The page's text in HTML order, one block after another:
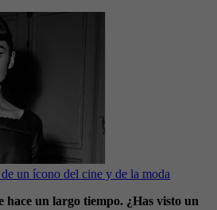
un ícono del cine y de la moda
hace un largo tiempo. ¿Has visto un